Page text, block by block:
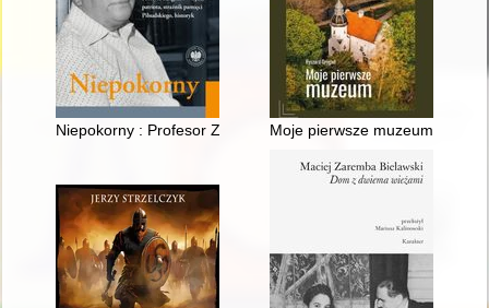
Niepokorny : Profesor Zbigniew Wójcik - patriota, strażnik
Moje pierwsze muzeum